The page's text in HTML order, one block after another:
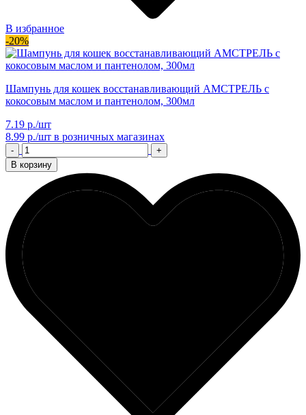
В избранное
-20%
Шампунь для кошек восстанавливающий АМСТРЕЛЬ с
кокосовым маслом и пантенолом, 300мл
7.19 р./шт
8.99 р./шт в розничных магазинах
-
+
В корзину